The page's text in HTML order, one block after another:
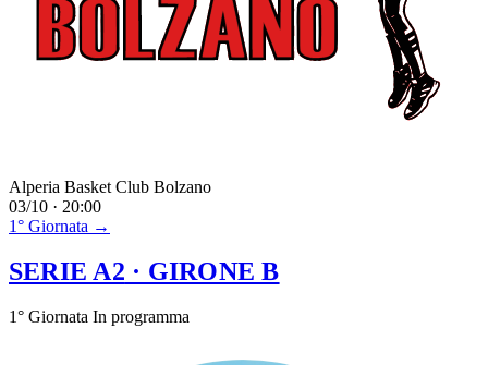
Alperia Basket Club Bolzano
03/10 · 20:00
1° Giornata →
SERIE A2 · GIRONE B
1° Giornata In programma